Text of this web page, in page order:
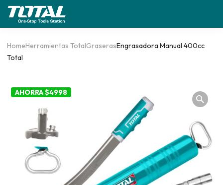
HomeHerramientas TotalGraserasEngrasadora Manual 400cc
Total
AHORRA $4998